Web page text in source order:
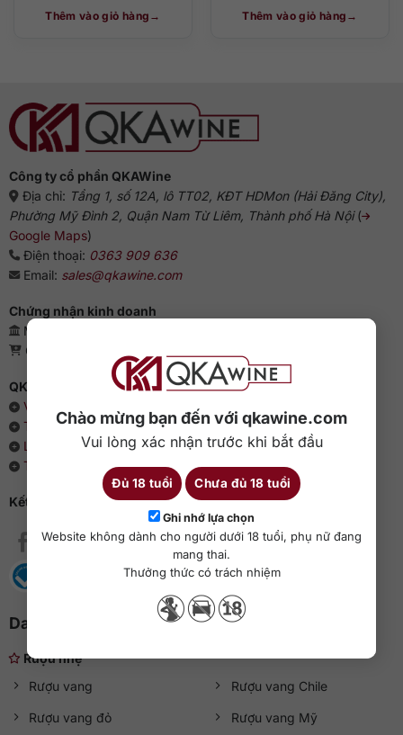
Chào mừng bạn đến với qkawine.com
Vui lòng xác nhận trước khi bắt đầu
Đủ 18 tuổi Chưa đủ 18 tuổi
Ghi nhớ lựa chọn
Website không dành cho người dưới 18 tuổi, phụ nữ đang
mang thai.
Thưởng thức có trách nhiệm
Thêm vào giỏ hàng Thêm vào giỏ hàng
Công ty cổ phần QKAWine
Địa chỉ: Tầng 1, số 12A, lô TT02, KĐT HDMon (Hải Đăng City),
Phường Mỹ Đình 2, Quận Nam Từ Liêm, Thành phố Hà Nội(
Google Maps)
Điện thoại: 0363 909 636
Email: sales@qkawine.com
Chứng nhận kinh doanh
Mã số doanh nghiệp: 0110385539 - QKAWine JSC
Giấy phép bán lẻ rượu: 04/GP-UBND
QKAWine - Chuyên rượu ngoại hàng đầu Việt Nam
Về chúng tôi
Thông cáo báo chí
Liên hệ với QKAWine
Tin tức và sự kiện
Kết nối với QKAWine
Danh mục rượu ngoại
Rượu nhẹ
Rượu vang
Rượu vang đỏ
Rượu vang Chile
Rượu vang Mỹ